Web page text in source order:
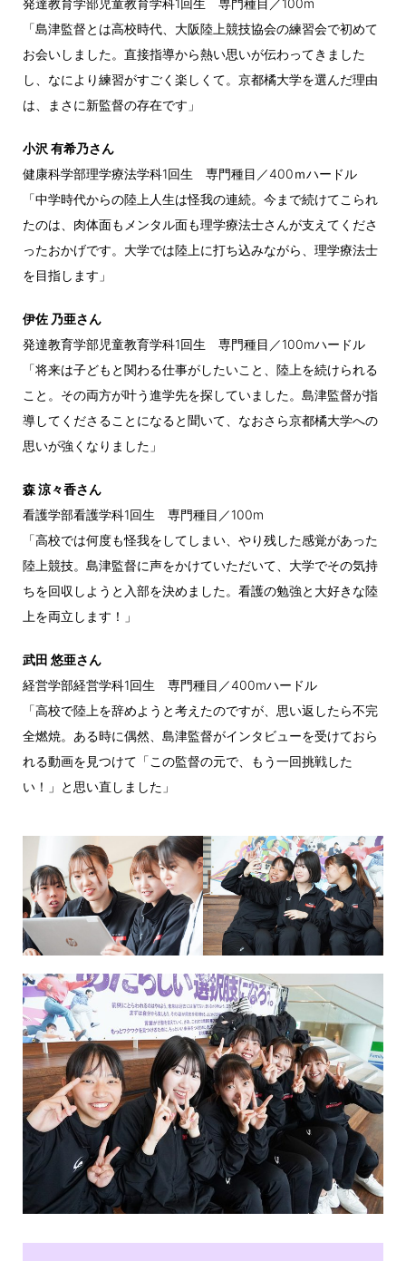
発達教育学部児童教育学科1回生 専門種目／100m
「島津監督とは高校時代、大阪陸上競技協会の練習会で初めて
お会いしました。直接指導から熱い思いが伝わってきました
し、なにより練習がすごく楽しくて。京都橘大学を選んだ理由
は、まさに新監督の存在です」
小沢 有希乃さん
健康科学部理学療法学科1回生 専門種目／400ｍハードル
「中学時代からの陸上人生は怪我の連続。今まで続けてこられ
たのは、肉体面もメンタル面も理学療法士さんが支えてくださ
ったおかげです。大学では陸上に打ち込みながら、理学療法士
を目指します」
伊佐 乃亜さん
発達教育学部児童教育学科1回生 専門種目／100mハードル
「将来は子どもと関わる仕事がしたいこと、陸上を続けられる
こと。その両方が叶う進学先を探していました。島津監督が指
導してくださることになると聞いて、なおさら京都橘大学への
思いが強くなりました」
森 涼々香さん
看護学部看護学科1回生 専門種目／100m
「高校では何度も怪我をしてしまい、やり残した感覚があった
陸上競技。島津監督に声をかけていただいて、大学でその気持
ちを回収しようと入部を決めました。看護の勉強と大好きな陸
上を両立します！」
武田 悠亜さん
経営学部経営学科1回生 専門種目／400mハードル
「高校で陸上を辞めようと考えたのですが、思い返したら不完
全燃焼。ある時に偶然、島津監督がインタビューを受けておら
れる動画を見つけて「この監督の元で、もう一回挑戦した
い！」と思い直しました」